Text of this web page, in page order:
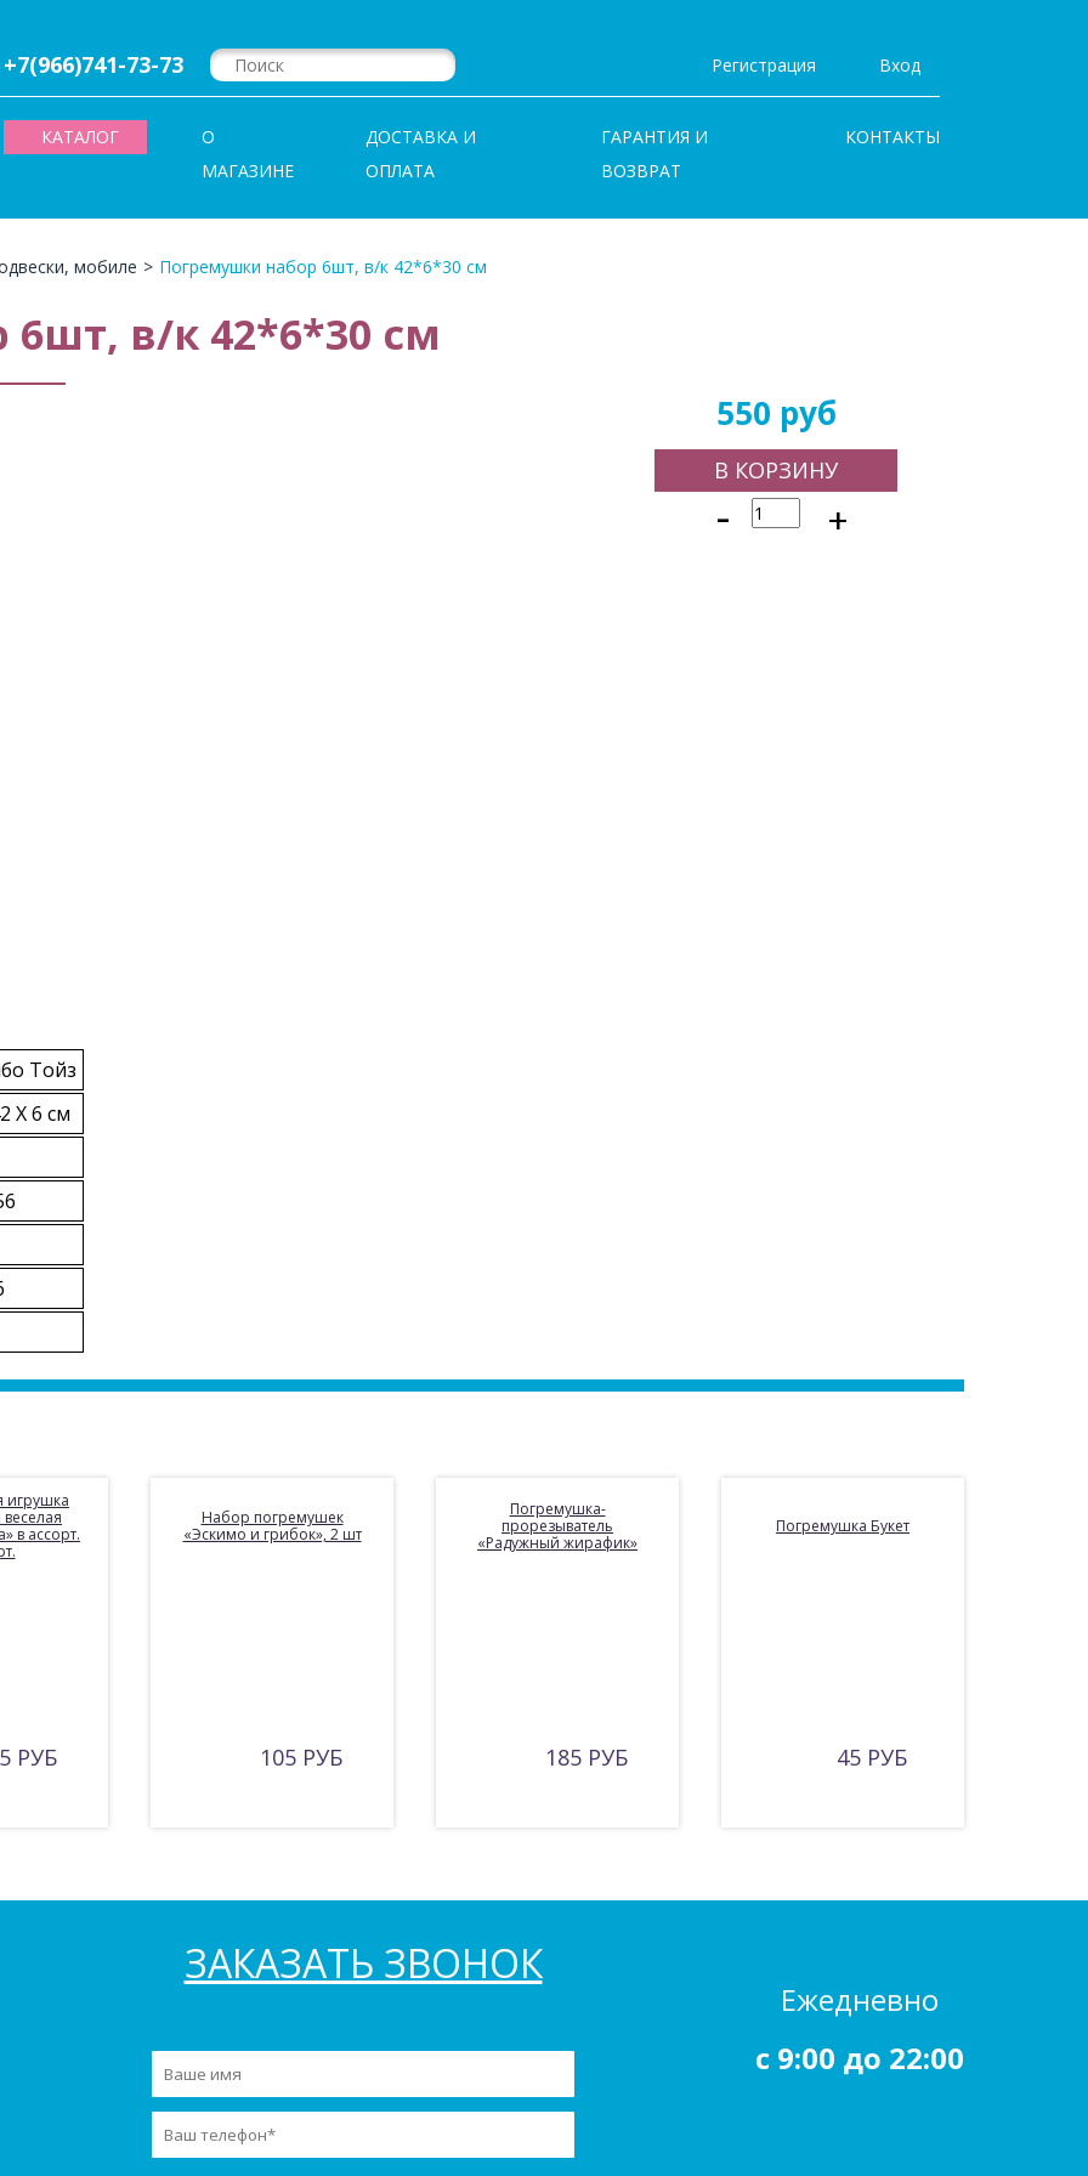
+7(966)741-73-73 Регистрация Вход
КАТАЛОГ
О
МАГАЗИНЕ
ДОСТАВКА И
ОПЛАТА
ГАРАНТИЯ И
ВОЗВРАТ
КОНТАКТЫ
мобиле > Погремушки набор 6шт, в/к 42*6*30 см
в/к 42*6*30 см
Тойз
X 6 см
550 руб
В КОРЗИНУ
- +
игрушка
в ассорт.
РУБ
Набор погремушек
«Эскимо и грибок», 2 шт
105 РУБ
Погремушка-
прорезыватель
«Радужный жирафик»
185 РУБ
Погремушка Букет
45 РУБ
ЗАКАЗАТЬ ЗВОНОК
Ежедневно
c 9:00 до 22:00